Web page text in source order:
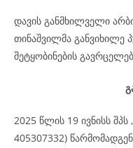
დავის განმხილველი
თინაშვილმა განვიხილე
შეტყობინების
2025 წლის 19 ივნისს შპს
405307332)